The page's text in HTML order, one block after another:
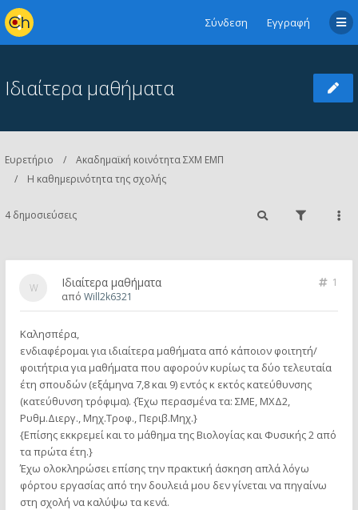
Σύνδεση Εγγραφή
Ιδιαίτερα μαθήματα
Ευρετήριο
Ακαδημαϊκή κοινότητα ΣΧΜ ΕΜΠ
Η καθημερινότητα της σχολής
4 δημοσιεύσεις
Ιδιαίτερα μαθήματα
1
από Will2k6321
Καλησπέρα,
ενδιαφέρομαι για ιδιαίτερα μαθήματα από κάποιον φοιτητή/
φοιτήτρια για μαθήματα που αφορούν κυρίως τα δύο τελευταία
έτη σπουδών (εξάμηνα 7,8 και 9) εντός κ εκτός κατεύθυνσης
(κατεύθυνση τρόφιμα). {Έχω περασμένα τα: ΣΜΕ, ΜΧΔ2,
Ρυθμ.Διεργ., Μηχ.Τροφ., Περιβ.Μηχ.}
{Επίσης εκκρεμεί και το μάθημα της Βιολογίας και Φυσικής 2 από
τα πρώτα έτη.}
Έχω ολοκληρώσει επίσης την πρακτική άσκηση απλά λόγω
φόρτου εργασίας από την δουλειά μου δεν γίνεται να πηγαίνω
στη σχολή να καλύψω τα κενά.